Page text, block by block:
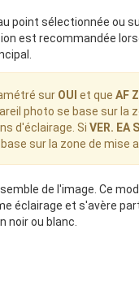
point sélectionnée ou
est recommandée
sur OUI et que AF
photo se base sur la
d'éclairage. Si VER. EA
sur la zone de mise
de l'image. Ce
éclairage et s'avère
noir ou blanc.